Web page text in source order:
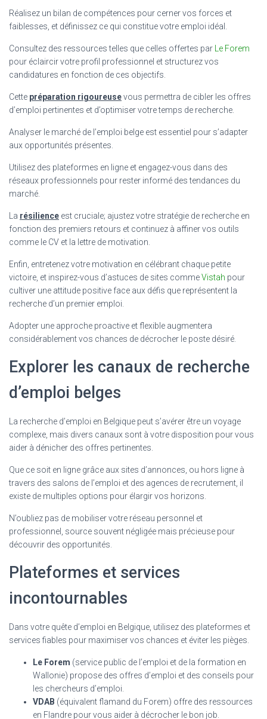
Réalisez un bilan de compétences pour cerner vos forces et
faiblesses, et définissez ce qui constitue votre emploi idéal.
Consultez des ressources telles que celles offertes par
Le Forem
pour éclaircir votre profil professionnel et structurez vos
candidatures en fonction de ces objectifs.
Cette préparation rigoureusevous permettra de cibler les offres
d’emploi pertinentes et d’optimiser votre temps de recherche.
Analyser le marché de l’emploi belge est essentiel pour s’adapter
aux opportunités présentes.
Utilisez des plateformes en ligne et engagez-vous dans des
réseaux professionnels pour rester informé des tendances du
marché.
La résilience est cruciale; ajustez votre stratégie de recherche en
fonction des premiers retours et continuez à affiner vos outils
comme le CV et la lettre de motivation.
Enfin, entretenez votre motivation en célébrant chaque petite
victoire, et inspirez-vous d’astuces de sites commeVistah pour
cultiver une attitude positive face aux défis que représentent la
recherche d’un premier emploi.
Adopter une approche proactive et flexible augmentera
considérablement vos chances de décrocher le poste désiré.
Explorer les canaux de recherche
d’emploi belges
La recherche d’emploi en Belgique peut s’avérer être un voyage
complexe, mais divers canaux sont à votre disposition pour vous
aider à dénicher des offres pertinentes.
Que ce soit en ligne grâce aux sites d’annonces, ou hors ligne à
travers des salons de l’emploi et des agences de recrutement, il
existe de multiples options pour élargir vos horizons.
N’oubliez pas de mobiliser votre réseau personnel et
professionnel, source souvent négligée mais précieuse pour
découvrir des opportunités.
Plateformes et services
incontournables
Dans votre quête d’emploi en Belgique, utilisez des plateformes et
services fiables pour maximiser vos chances et éviter les pièges.
Le Forem (service public de l’emploi et de la formation en
Wallonie) propose des offres d’emploi et des conseils pour
les chercheurs d’emploi.
VDAB (équivalent flamand du Forem) offre des ressources
en Flandre pour vous aider à décrocher le bon job.